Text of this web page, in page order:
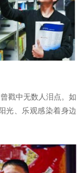
戳中无数人泪点。如
光、乐观感染着身边